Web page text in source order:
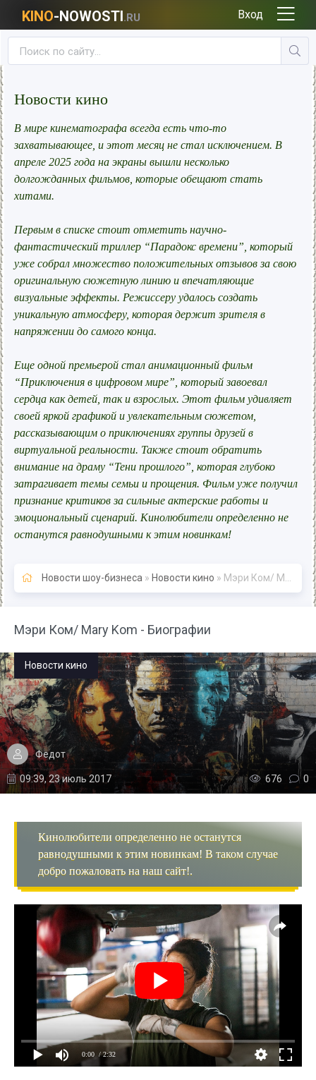
KINO-NOWOSTI.RU Вход
Новости кино
В мире кинематографа всегда есть что-то
захватывающее, и этот месяц не стал исключением. В
апреле 2025 года на экраны вышли несколько
долгожданных фильмов, которые обещают стать
хитами.
Первым в списке стоит отметить научно-
фантастический триллер “Парадокс времени”, который
уже собрал множество положительных отзывов за свою
оригинальную сюжетную линию и впечатляющие
визуальные эффекты. Режиссеру удалось создать
уникальную атмосферу, которая держит зрителя в
напряжении до самого конца.
Еще одной премьерой стал анимационный фильм
“Приключения в цифровом мире”, который завоевал
сердца как детей, так и взрослых. Этот фильм удивляет
своей яркой графикой и увлекательным сюжетом,
рассказывающим о приключениях группы друзей в
виртуальной реальности. Также стоит обратить
внимание на драму “Тени прошлого”, которая глубоко
затрагивает темы семьи и прощения. Фильм уже получил
признание критиков за сильные актерские работы и
эмоциональный сценарий. Кинолюбители определенно не
останутся равнодушными к этим новинкам!
Новости шоу-бизнеса » Новости кино » Мэри Ком/ Mary Kom - Биографии
Мэри Ком/ Mary Kom - Биографии
Новости кино
Федот
09:39, 23 июль 2017 676 0
Кинолюбители определенно не останутся
равнодушными к этим новинкам! В таком случае
добро пожаловать на наш сайт!.
0:00 / 2:32